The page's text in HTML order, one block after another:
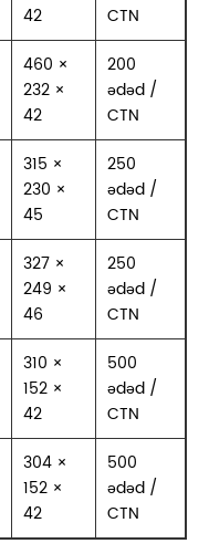
42
CTN
460 ×
232 ×
42
200
ədəd /
CTN
315 ×
230 ×
45
250
ədəd /
CTN
327 ×
249 ×
46
250
ədəd /
CTN
310 ×
152 ×
42
500
ədəd /
CTN
304 ×
152 ×
42
500
ədəd /
CTN